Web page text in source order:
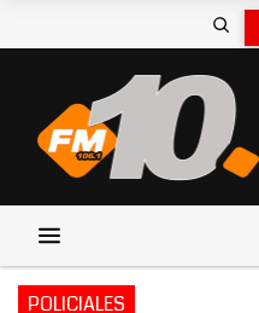
POLICIALES